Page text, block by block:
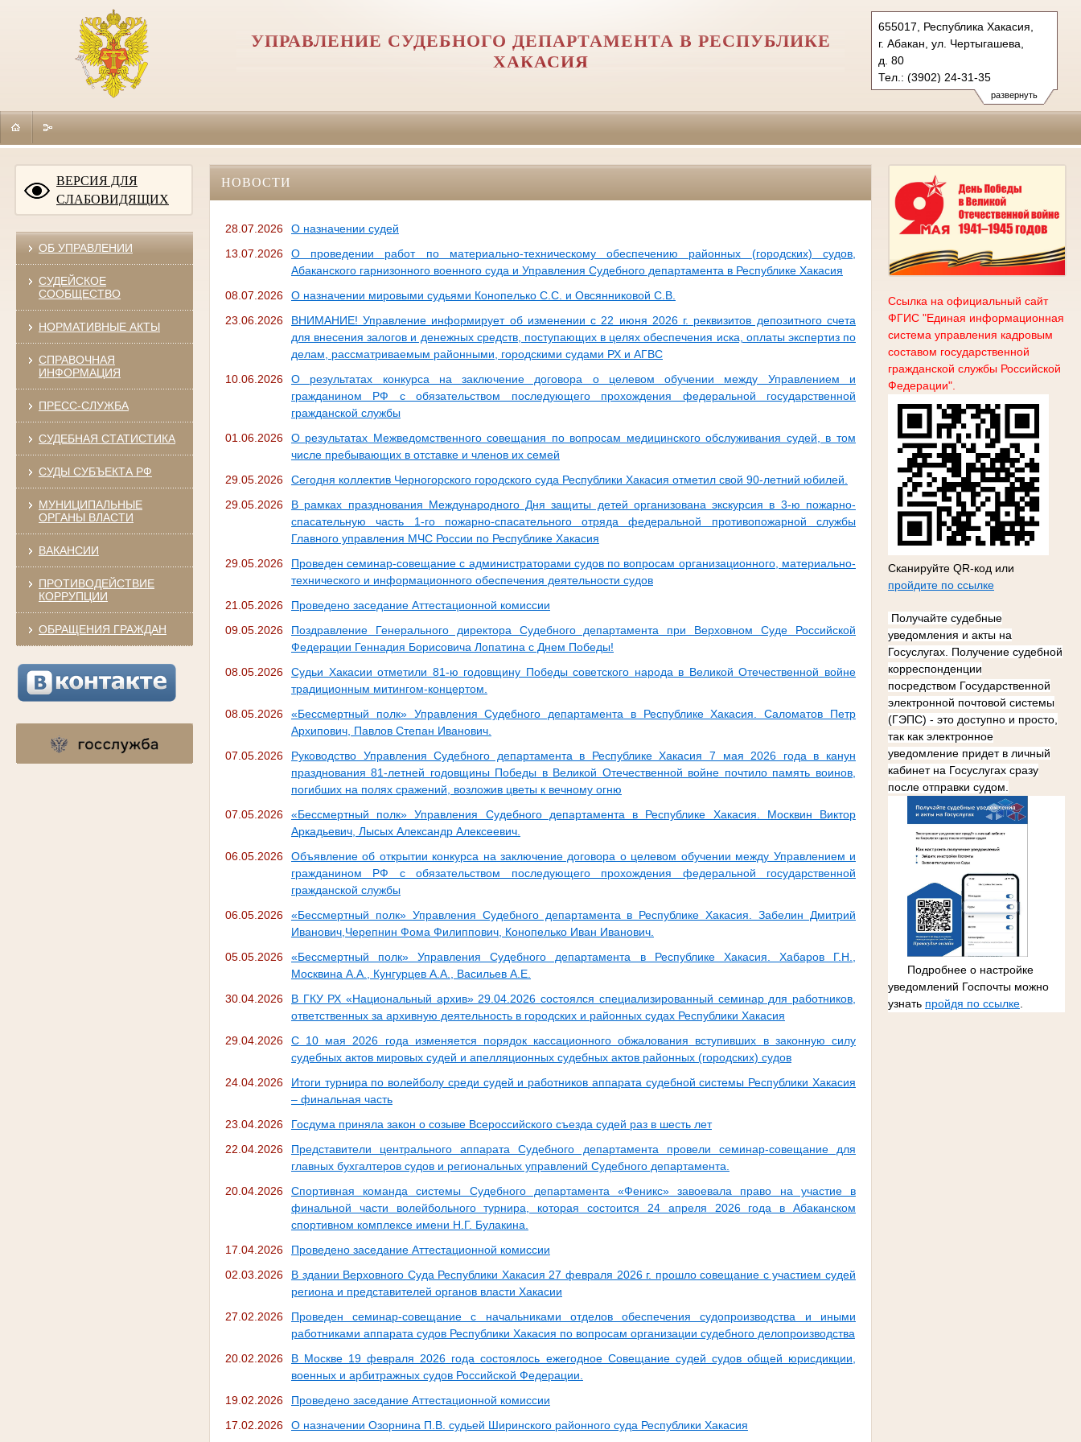
развернуть
655017, Республика Хакасия,
г. Абакан, ул. Чертыгашева,
д. 80
Тел.: (3902) 24-31-35
usd.hak@sudrf.ru
схема проезда
УПРАВЛЕНИЕ СУДЕБНОГО ДЕПАРТАМЕНТА В РЕСПУБЛИКЕ
ХАКАСИЯ
ВЕРСИЯ ДЛЯ
СЛАБОВИДЯЩИХ
ОБ УПРАВЛЕНИИ
СУДЕЙСКОЕ
СООБЩЕСТВО
НОРМАТИВНЫЕ АКТЫ
СПРАВОЧНАЯ
ИНФОРМАЦИЯ
ПРЕСС-СЛУЖБА
СУДЕБНАЯ СТАТИСТИКА
СУДЫ СУБЪЕКТА РФ
МУНИЦИПАЛЬНЫЕ
ОРГАНЫ ВЛАСТИ
ВАКАНСИИ
ПРОТИВОДЕЙСТВИЕ
КОРРУПЦИИ
ОБРАЩЕНИЯ ГРАЖДАН
Ссылка на официальный сайт
ФГИС "Единая информационная
система управления кадровым
составом государственной
гражданской службы Российской
Федерации".
Сканируйте QR-код или
пройдите по ссылке
Получайте судебные
уведомления и акты на
Госуслугах. Получение судебной
корреспонденции
посредством Государственной
электронной почтовой системы
(ГЭПС) - это доступно и просто,
так как электронное
уведомление придет в личный
кабинет на Госуслугах сразу
после отправки судом.
Подробнее о настройке
уведомлений Госпочты можно
узнать пройдя по ссылке
НОВОСТИ
28.07.2026
О назначении судей
13.07.2026
О проведении работ по материально-техническому обеспечению районных (городских) судов,
Абаканского гарнизонного военного суда и Управления Судебного департамента в Республике Хакасия
08.07.2026
О назначении мировыми судьями Конопелько С.С. и Овсянниковой С.В.
23.06.2026
ВНИМАНИЕ! Управление информирует об изменении с 22 июня 2026 г. реквизитов депозитного счета
для внесения залогов и денежных средств, поступающих в целях обеспечения иска, оплаты экспертиз по
делам, рассматриваемым районными, городскими судами РХ и АГВС
10.06.2026
О результатах конкурса на заключение договора о целевом обучении между Управлением и
гражданином РФ с обязательством последующего прохождения федеральной государственной
гражданской службы
01.06.2026
О результатах Межведомственного совещания по вопросам медицинского обслуживания судей, в том
числе пребывающих в отставке и членов их семей
29.05.2026
Сегодня коллектив Черногорского городского суда Республики Хакасия отметил свой 90-летний юбилей.
29.05.2026
В рамках празднования Международного Дня защиты детей организована экскурсия в 3-ю пожарно-
спасательную часть 1-го пожарно-спасательного отряда федеральной противопожарной службы
Главного управления МЧС России по Республике Хакасия
29.05.2026
Проведен семинар-совещание с администраторами судов по вопросам организационного, материально-
технического и информационного обеспечения деятельности судов
21.05.2026
Проведено заседание Аттестационной комиссии
09.05.2026
Поздравление Генерального директора Судебного департамента при Верховном Суде Российской
Федерации Геннадия Борисовича Лопатина с Днем Победы!
08.05.2026
Судьи Хакасии отметили 81-ю годовщину Победы советского народа в Великой Отечественной войне
традиционным митингом-концертом.
08.05.2026
«Бессмертный полк» Управления Судебного департамента в Республике Хакасия. Саломатов Петр
Архипович, Павлов Степан Иванович.
07.05.2026
Руководство Управления Судебного департамента в Республике Хакасия 7 мая 2026 года в канун
празднования 81-летней годовщины Победы в Великой Отечественной войне почтило память воинов,
погибших на полях сражений, возложив цветы к вечному огню
07.05.2026
«Бессмертный полк» Управления Судебного департамента в Республике Хакасия. Москвин Виктор
Аркадьевич, Лысых Александр Алексеевич.
06.05.2026
Объявление об открытии конкурса на заключение договора о целевом обучении между Управлением и
гражданином РФ с обязательством последующего прохождения федеральной государственной
гражданской службы
06.05.2026
«Бессмертный полк» Управления Судебного департамента в Республике Хакасия. Забелин Дмитрий
Иванович,Черепнин Фома Филиппович, Конопелько Иван Иванович.
05.05.2026
«Бессмертный полк» Управления Судебного департамента в Республике Хакасия. Хабаров Г.Н.,
Москвина А.А., Кунгурцев А.А., Васильев А.Е.
30.04.2026
В ГКУ РХ «Национальный архив» 29.04.2026 состоялся специализированный семинар для работников,
ответственных за архивную деятельность в городских и районных судах Республики Хакасия
29.04.2026
С 10 мая 2026 года изменяется порядок кассационного обжалования вступивших в законную силу
судебных актов мировых судей и апелляционных судебных актов районных (городских) судов
24.04.2026
Итоги турнира по волейболу среди судей и работников аппарата судебной системы Республики Хакасия
– финальная часть
23.04.2026
Госдума приняла закон о созыве Всероссийского съезда судей раз в шесть лет
22.04.2026
Представители центрального аппарата Судебного департамента провели семинар-совещание для
главных бухгалтеров судов и региональных управлений Судебного департамента.
20.04.2026
Спортивная команда системы Судебного департамента «Феникс» завоевала право на участие в
финальной части волейбольного турнира, которая состоится 24 апреля 2026 года в Абаканском
спортивном комплексе имени Н.Г. Булакина.
17.04.2026
Проведено заседание Аттестационной комиссии
02.03.2026
В здании Верховного Суда Республики Хакасия 27 февраля 2026 г. прошло совещание с участием судей
региона и представителей органов власти Хакасии
27.02.2026
Проведен семинар-совещание с начальниками отделов обеспечения судопроизводства и иными
работниками аппарата судов Республики Хакасия по вопросам организации судебного делопроизводства
20.02.2026
В Москве 19 февраля 2026 года состоялось ежегодное Совещание судей судов общей юрисдикции,
военных и арбитражных судов Российской Федерации.
19.02.2026
Проведено заседание Аттестационной комиссии
17.02.2026
О назначении Озорнина П.В. судьей Ширинского районного суда Республики Хакасия